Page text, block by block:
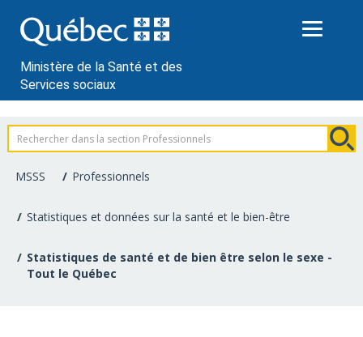
au
contenu
Ministère de la Santé et des
Services sociaux
Information
pour
les
professionnels
de
MSSS Professionnels
Statistiques et données sur la santé et le bien-être
Statistiques de santé et de bien être selon le sexe -
Tout le Québec